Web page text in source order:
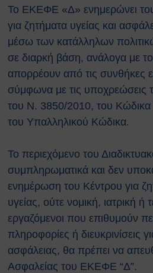
Το ΕΚΕΦΕ «Δ» ενημερώνει
για ζητήματα υγείας και
μέσω των κατάλληλων
σε διαρκή βάση, ανάλογα με
απορρέουν από τις συνθήκες
σύμφωνα με τις υποχρεώσεις
του Ν. 3850/2010, του Κώδικα
του Υπαλληλικού Κώδικα.
Το περιεχόμενο του
συμπληρωματικά και δεν
ενημέρωση του Κέντρου για
υγείας, ούτε νομική, ιατρική ή
εργαζόμενοι που επιθυμούν
πληροφορίες ή διευκρινίσεις
ασφάλειας, θα πρέπει να
Ασφαλείας του ΕΚΕΦΕ “Δ”.